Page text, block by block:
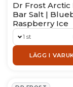
Dr Frost Arctic
Bar Salt |
Raspberry Ice
1 st
LÄGG I